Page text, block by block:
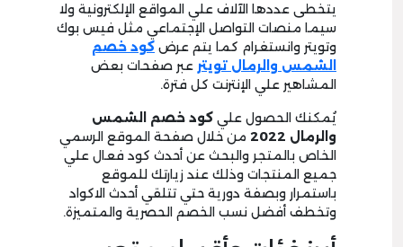
يتخطى عددها الآلاف علي المواقع الإلكترونية ولا
سيما منصات التواصل الإجتماعي مثل فيس بوك
وتويتر وانستغرام كما يتم عرض كود خصم
الشمس والرمال تويتر عبر صفحات بعض
المشاهير علي الإنترنت كل فترة.
يُمكنك الحصول علي كود خصم الشمس
والرمال 2022 من خلال صفحة الموقع الرسمي
الخاص بالمتجر والبحث عن أحدث كود فعال علي
جميع المنتجات وذلك عند زيارتك للموقع
باستمرار وبصفة دورية حتي تتلقي أحدث الاكواد
وتخطف أفضل نسب الخصم الحصرية والمتميزة.